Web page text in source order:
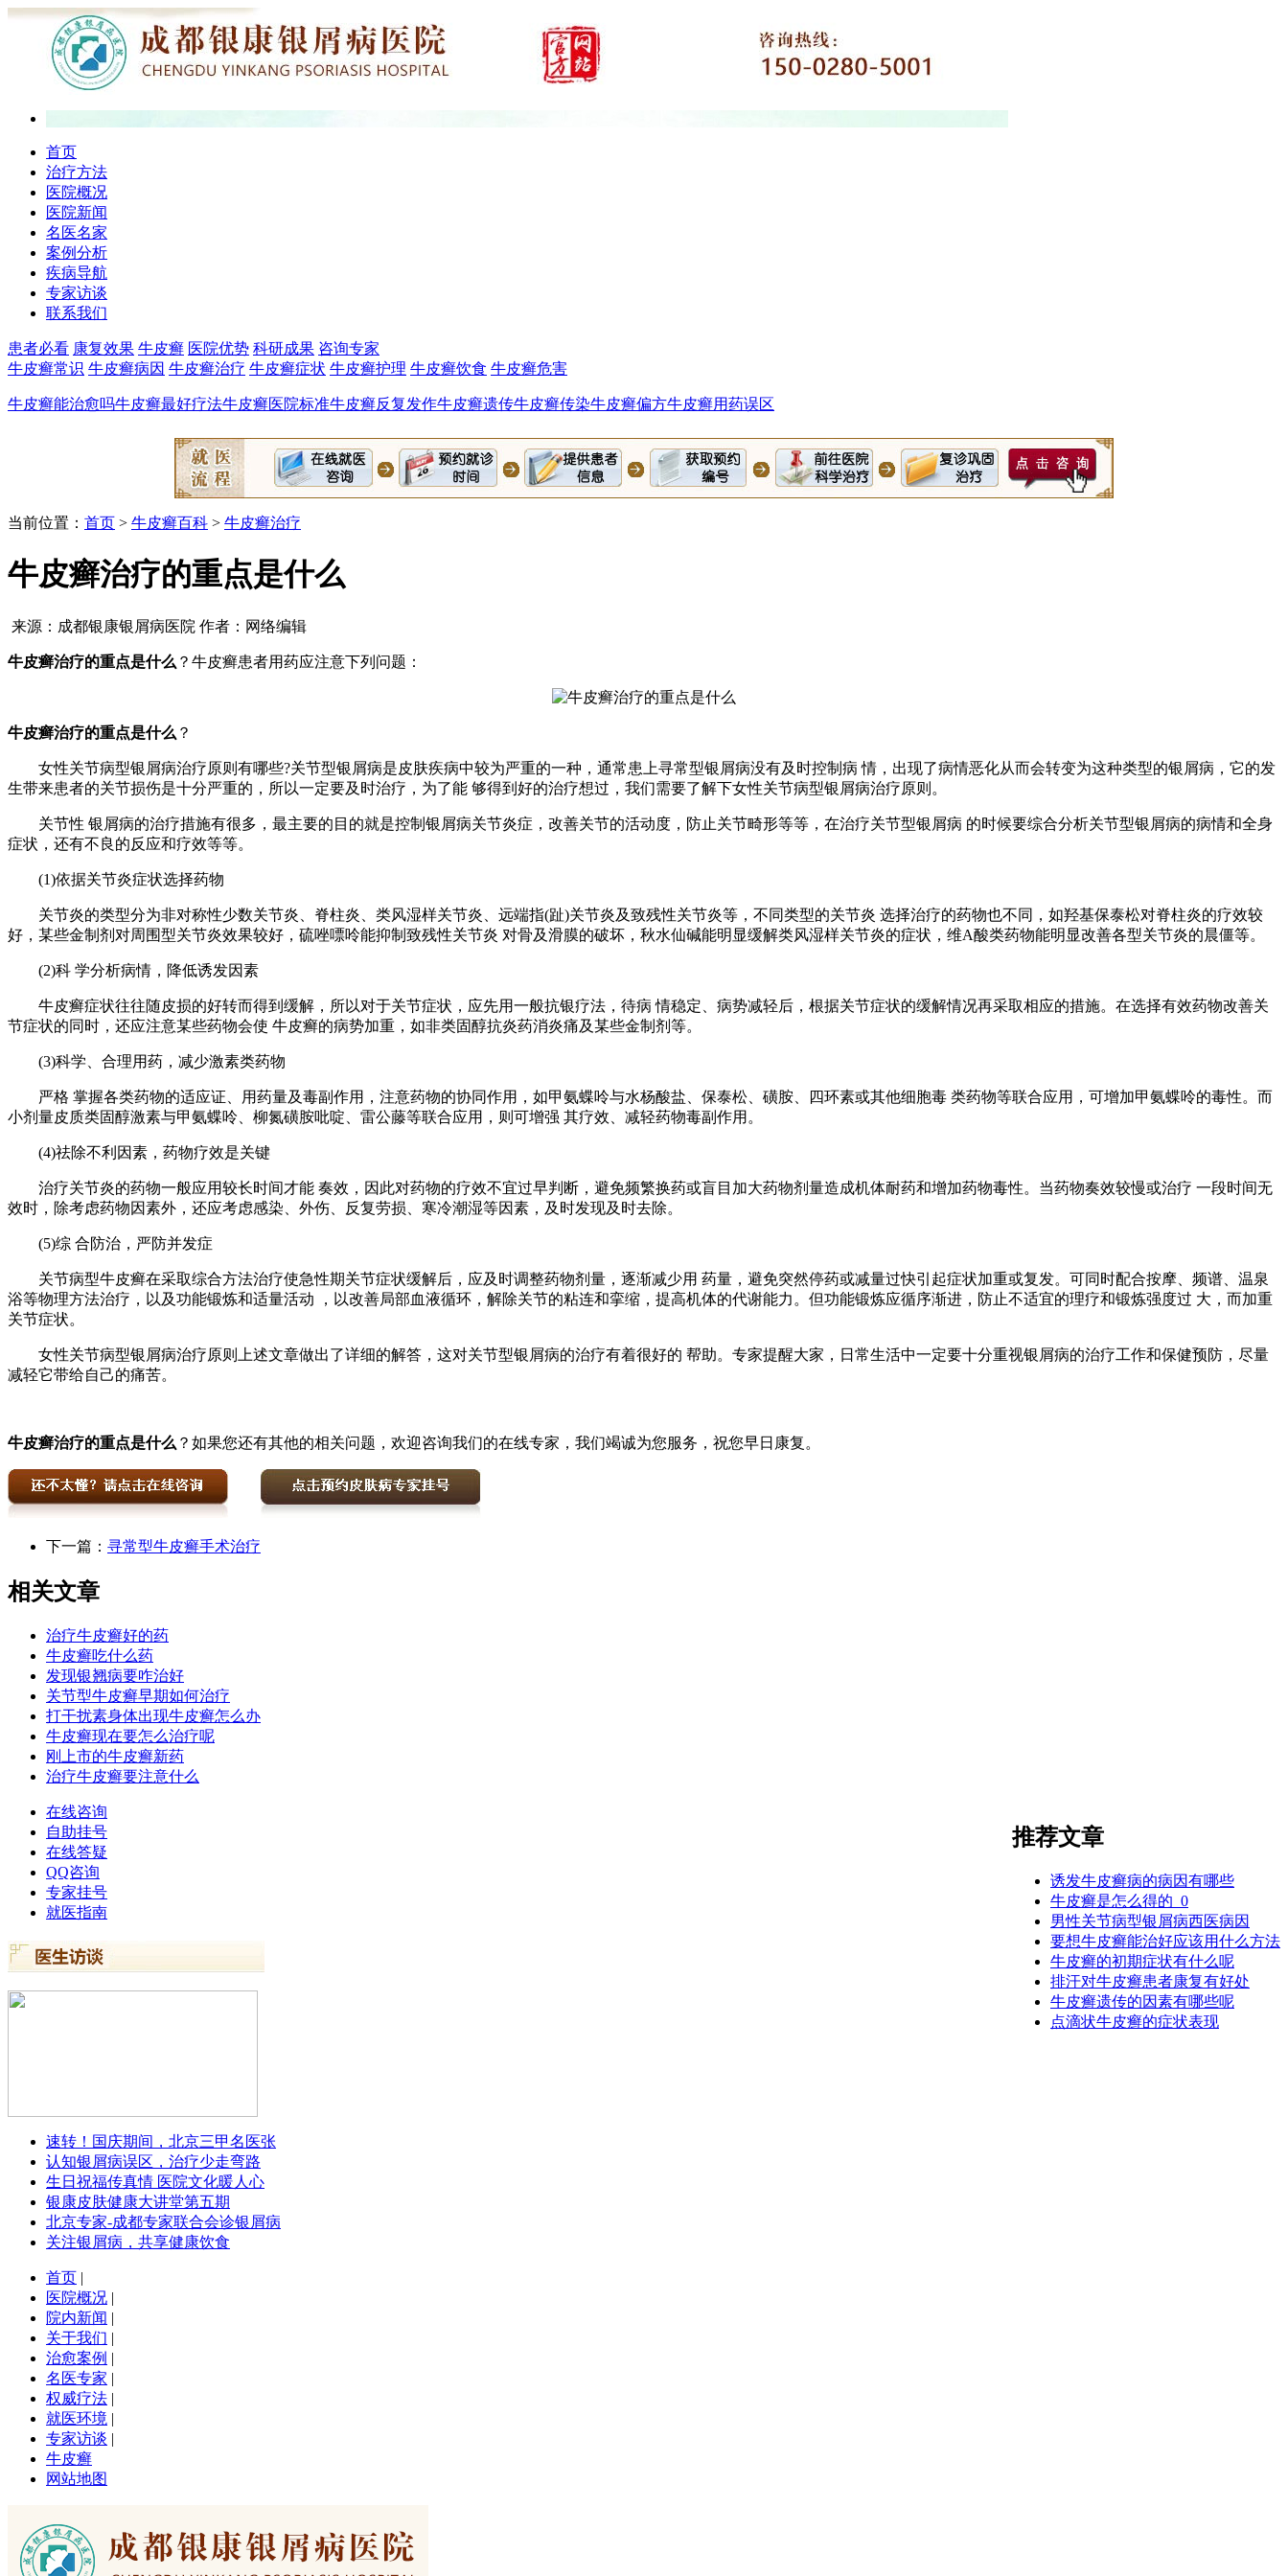
首页
治疗方法
医院概况
医院新闻
名医名家
案例分析
疾病导航
专家访谈
联系我们
患者必看 康复效果 牛皮癣 医院优势 科研成果 咨询专家
牛皮癣常识 牛皮癣病因 牛皮癣治疗 牛皮癣症状 牛皮癣护理 牛皮癣饮食 牛皮癣危害
牛皮癣能治愈吗牛皮癣最好疗法牛皮癣医院标准牛皮癣反复发作牛皮癣遗传牛皮癣传染牛皮癣偏方牛皮癣用药误区
当前位置： 首页 > 牛皮癣百科 > 牛皮癣治疗
牛皮癣治疗的重点是什么
来源：成都银康银屑病医院 作者：网络编辑
牛皮癣治疗的重点是什么 ？牛皮癣患者用药应注意下列问题：
牛皮癣治疗的重点是什么 ？
女性关节病型银屑病治疗原则有哪些?关节型银屑病是皮肤疾病中较为严重的一种，通常患上寻常型银屑病没有及时控制病 情，出现了病情恶化从而会转变为这种类型的银屑病，它的发
生带来患者的关节损伤是十分严重的，所以一定要及时治疗，为了能 够得到好的治疗想过，我们需要了解下女性关节病型银屑病治疗原则。
关节性 银屑病的治疗措施有很多，最主要的目的就是控制银屑病关节炎症，改善关节的活动度，防止关节畸形等等，在治疗关节型银屑病 的时候要综合分析关节型银屑病的病情和全身
症状，还有不良的反应和疗效等等。
(1)依据关节炎症状选择药物
关节炎的类型分为非对称性少数关节炎、脊柱炎、类风湿样关节炎、远端指(趾)关节炎及致残性关节炎等，不同类型的关节炎 选择治疗的药物也不同，如羟基保泰松对脊柱炎的疗效较
好，某些金制剂对周围型关节炎效果较好，硫唑嘌呤能抑制致残性关节炎 对骨及滑膜的破坏，秋水仙碱能明显缓解类风湿样关节炎的症状，维A酸类药物能明显改善各型关节炎的晨僵等。
(2)科 学分析病情，降低诱发因素
牛皮癣症状往往随皮损的好转而得到缓解，所以对于关节症状，应先用一般抗银疗法，待病 情稳定、病势减轻后，根据关节症状的缓解情况再采取相应的措施。在选择有效药物改善关
节症状的同时，还应注意某些药物会使 牛皮癣的病势加重，如非类固醇抗炎药消炎痛及某些金制剂等。
(3)科学、合理用药，减少激素类药物
严格 掌握各类药物的适应证、用药量及毒副作用，注意药物的协同作用，如甲氨蝶呤与水杨酸盐、保泰松、磺胺、四环素或其他细胞毒 类药物等联合应用，可增加甲氨蝶呤的毒性。而
小剂量皮质类固醇激素与甲氨蝶呤、柳氮磺胺吡啶、雷公藤等联合应用，则可增强 其疗效、减轻药物毒副作用。
(4)祛除不利因素，药物疗效是关键
治疗关节炎的药物一般应用较长时间才能 奏效，因此对药物的疗效不宜过早判断，避免频繁换药或盲目加大药物剂量造成机体耐药和增加药物毒性。当药物奏效较慢或治疗 一段时间无
效时，除考虑药物因素外，还应考虑感染、外伤、反复劳损、寒冷潮湿等因素，及时发现及时去除。
(5)综 合防治，严防并发症
关节病型牛皮癣在采取综合方法治疗使急性期关节症状缓解后，应及时调整药物剂量，逐渐减少用 药量，避免突然停药或减量过快引起症状加重或复发。可同时配合按摩、频谱、温泉
浴等物理方法治疗，以及功能锻炼和适量活动 ，以改善局部血液循环，解除关节的粘连和挛缩，提高机体的代谢能力。但功能锻炼应循序渐进，防止不适宜的理疗和锻炼强度过 大，而加重
关节症状。
女性关节病型银屑病治疗原则上述文章做出了详细的解答，这对关节型银屑病的治疗有着很好的 帮助。专家提醒大家，日常生活中一定要十分重视银屑病的治疗工作和保健预防，尽量
减轻它带给自己的痛苦。
牛皮癣治疗的重点是什么 ？如果您还有其他的相关问题，欢迎咨询我们的在线专家，我们竭诚为您服务，祝您早日康复。
下一篇： 寻常型牛皮癣手术治疗
相关文章
治疗牛皮癣好的药
牛皮癣吃什么药
发现银翘病要咋治好
关节型牛皮癣早期如何治疗
打干扰素身体出现牛皮癣怎么办
牛皮癣现在要怎么治疗呢
刚上市的牛皮癣新药
治疗牛皮癣要注意什么
推荐文章
诱发牛皮癣病的病因有哪些
牛皮癣是怎么得的_0
男性关节病型银屑病西医病因
要想牛皮癣能治好应该用什么方法
牛皮癣的初期症状有什么呢
排汗对牛皮癣患者康复有好处
牛皮癣遗传的因素有哪些呢
点滴状牛皮癣的症状表现
在线咨询
自助挂号
在线答疑
QQ咨询
专家挂号
就医指南
速转！国庆期间，北京三甲名医张
认知银屑病误区，治疗少走弯路
生日祝福传真情 医院文化暖人心
银康皮肤健康大讲堂第五期
北京专家-成都专家联合会诊银屑病
关注银屑病，共享健康饮食
首页 |
医院概况 |
院内新闻 |
关于我们 |
治愈案例 |
名医专家 |
权威疗法 |
就医环境 |
专家访谈 |
牛皮癣
网站地图